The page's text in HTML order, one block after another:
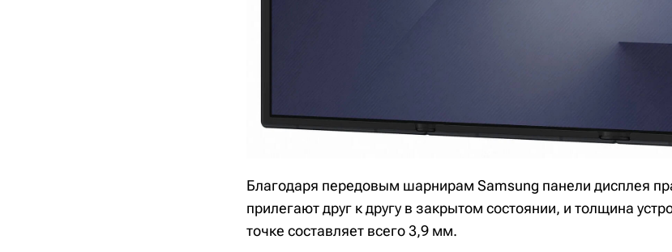
Благодаря передовым шарнирам Samsung панели дисплея
прилегают друг к другу в закрытом состоянии, и толщина
точке составляет всего 3,9 мм.